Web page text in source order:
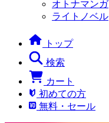
オトナマンガ
ライトノベル
トップ
検索
カート
初めての方
無料・セール